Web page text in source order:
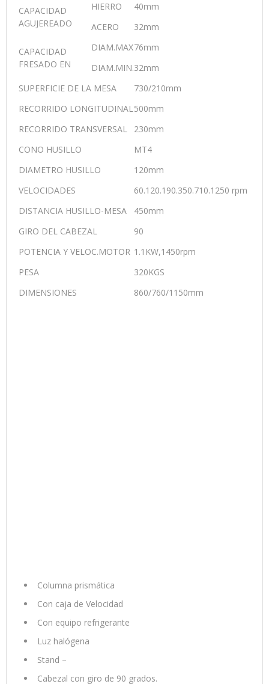
CAPACIDAD
AGUJEREADO
HIERRO
40mm
ACERO
32mm
CAPACIDAD
FRESADO EN
DIAM.MAX76mm
DIAM.MIN.32mm
SUPERFICIE DE LA MESA
730/210mm
RECORRIDO LONGITUDINAL500mm
RECORRIDO TRANSVERSAL
230mm
CONO HUSILLO
MT4
DIAMETRO HUSILLO
120mm
VELOCIDADES
60.120.190.350.710.1250 rpm
DISTANCIA HUSILLO-MESA
450mm
GIRO DEL CABEZAL
90
POTENCIA Y VELOC.MOTOR 1.1KW,1450rpm
PESA
320KGS
DIMENSIONES
860/760/1150mm
Columna prismática
Con caja de Velocidad
Con equipo refrigerante
Luz halógena
Stand –
Cabezal con giro de 90 grados.